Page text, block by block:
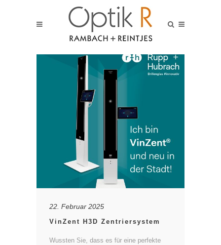
22. Februar 2025
VinZent H3D Zentriersystem
Wussten Sie, dass es für eine perfekte